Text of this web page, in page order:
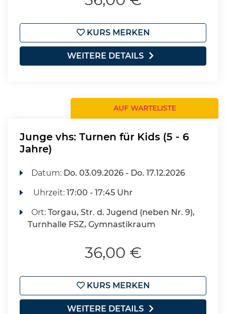
KURS MERKEN
WEITERE DETAILS
AUF WARTELISTE
Junge vhs: Turnen für Kids (5 - 6
Jahre)
Datum: Do. 03.09.2026 - Do. 17.12.2026
Uhrzeit:17:00 - 17:45 Uhr
Ort:Torgau, Str. d. Jugend (neben Nr. 9),
Turnhalle FSZ, Gymnastikraum
36,00 €
KURS MERKEN
WEITERE DETAILS